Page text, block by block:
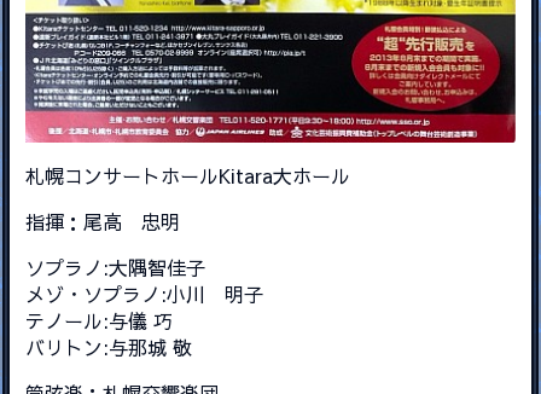
札幌コンサートホールKitara大ホール
指揮：尾高 忠明
ソプラノ:大隅智佳子
メゾ・ソプラノ:小川 明子
テノール:与儀 巧
バリトン:与那城 敬